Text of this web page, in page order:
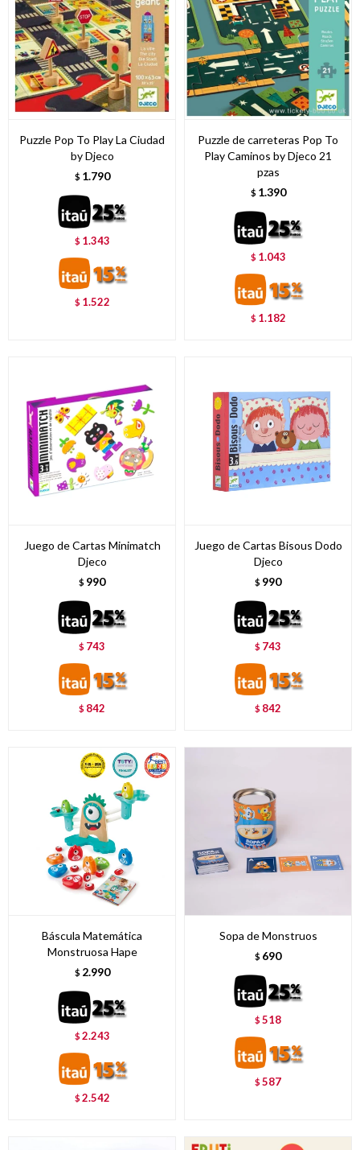
Puzzle Pop To Play La Ciudad
by Djeco
$ 1.790
$ 1.343
$ 1.522
Puzzle de carreteras Pop To
Play Caminos by Djeco 21
pzas
$ 1.390
$ 1.043
$ 1.182
Juego de Cartas Minimatch
Djeco
$ 990
$ 743
$ 842
Juego de Cartas Bisous Dodo
Djeco
$ 990
$ 743
$ 842
Báscula Matemática
Monstruosa Hape
$ 2.990
$2.243
$2.542
Sopa de Monstruos
$ 690
$518
$587